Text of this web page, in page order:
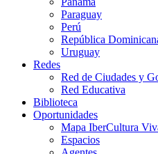
Paraguay
Perú
República
Uruguay
Redes
Red de Ciudades y
Red Educativa
Biblioteca
Oportunidades
Mapa IberCultura
Espacios